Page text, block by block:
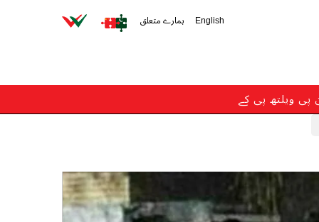
English ہمارے متعلق
پی ویلتھ پی کے